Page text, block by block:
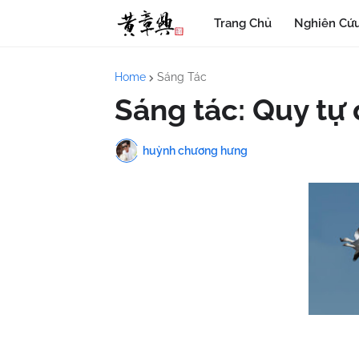
Trang Chủ Nghiên
Home Sáng Tác
Sáng tác: Quy tự
huỳnh chương hưng